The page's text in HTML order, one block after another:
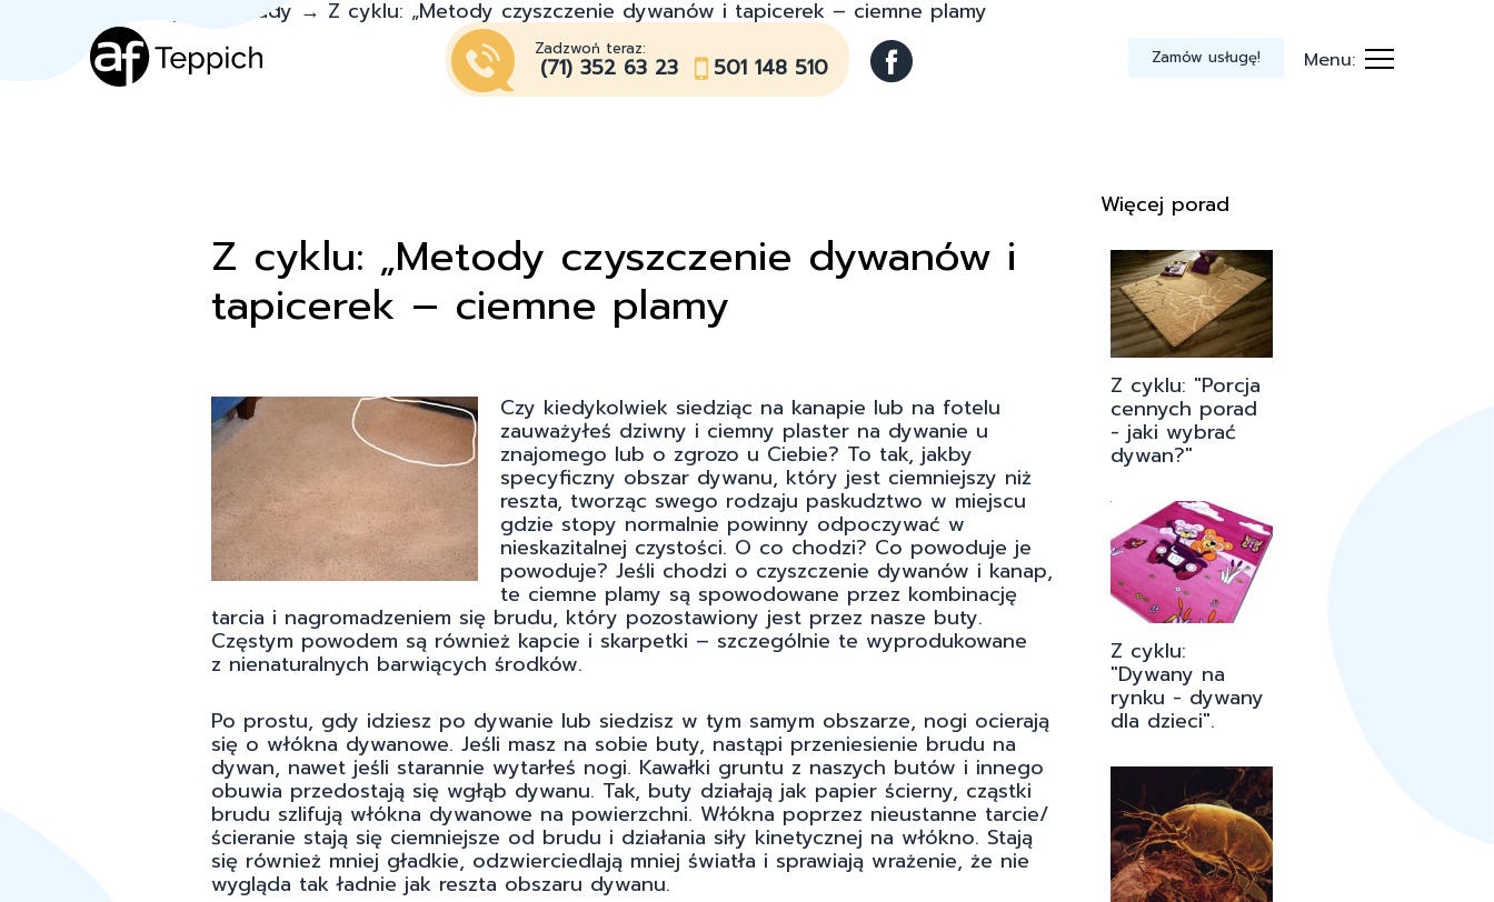
Zadzwoń teraz:
(71) 352 63 23 501 148 510 Zamów usługę! Menu:
Porady → Z cyklu: „Metody czyszczenie dywanów i tapicerek – ciemne plamy
Z cyklu: „Metody czyszczenie dywanów i
tapicerek – ciemne plamy
Czy kiedykolwiek siedziąc na kanapie lub na fotelu
zauważyłeś dziwny i ciemny plaster na dywanie u
znajomego lub o zgrozo u Ciebie? To tak, jakby
specyficzny obszar dywanu, który jest ciemniejszy niż
reszta, tworząc swego rodzaju paskudztwo w miejscu
gdzie stopy normalnie powinny odpoczywać w
nieskazitalnej czystości. O co chodzi? Co powoduje je
powoduje? Jeśli chodzi o czyszczenie dywanów i kanap,
te ciemne plamy są spowodowane przez kombinację
tarcia i nagromadzeniem się brudu, który pozostawiony jest przez nasze buty.
Częstym powodem są również kapcie i skarpetki – szczególnie te wyprodukowane
z nienaturalnych barwiących środków.
Po prostu, gdy idziesz po dywanie lub siedzisz w tym samym obszarze, nogi ocierają
się o włókna dywanowe. Jeśli masz na sobie buty, nastąpi przeniesienie brudu na
dywan, nawet jeśli starannie wytarłeś nogi. Kawałki gruntu z naszych butów i innego
obuwia przedostają się wgłąb dywanu. Tak, buty działają jak papier ścierny, cząstki
brudu szlifują włókna dywanowe na powierzchni. Włókna poprzez nieustanne tarcie/
ścieranie stają się ciemniejsze od brudu i działania siły kinetycznej na włókno. Stają
się również mniej gładkie, odzwierciedlają mniej światła i sprawiają wrażenie, że nie
wygląda tak ładnie jak reszta obszaru dywanu.
Więcej porad
Z cyklu: "Porcja
cennych porad
- jaki wybrać
dywan?"
Z cyklu:
"Dywany na
rynku - dywany
dla dzieci".